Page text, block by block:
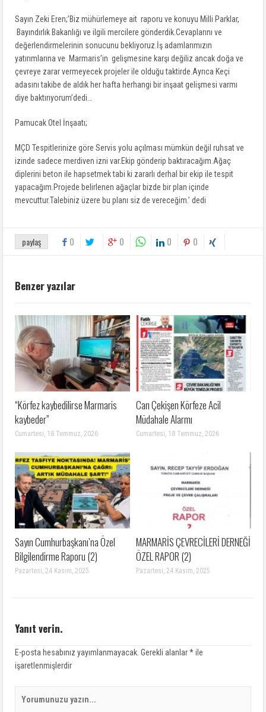
Sayın Zeki Eren;’Biz mühürlemeye ait raporu ve konuyu Milli Parklar,
Bayındırlık Bakanlığı ve ilgili mercilere gönderdik.Cevaplarını ve
değerlendirmelerinin sonucunu bekliyoruz.İş adamlarımızın
yatırımlarına ve Marmaris’in gelişmesine karşı değiliz ancak doğa ve
çevreye zarar vermeyecek projeler ile olduğu taktirde.Ayrıca Keçi
adasını takibe de aldık her hafta herhangi bir inşaat gelişmesi varmı
diye baktırıyorum’dedi…
Pamucak Otel İnşaatı;
MÇD Tespitlerinize göre Servis yolu açılması mümkün değil ruhsat ve
izinde sadece merdiven izni var.Ekip gönderip baktıracağım.Ağaç
diplerini beton ile hapsetmek tabi ki zararlı derhal bir ekip ile tespit
yapacağım.Projede belirlenen ağaçlar bizde bir plan içinde
mevcuttur.Talebiniz üzere bu planı siz de vereceğim.’ dedi
paylaş 0 0 0 0
Benzer yazılar
“Körfez kaybedilirse Marmaris
kaybeder”
Cumartesi, 18 Temmuz, 2026
Can Çekişen Körfeze Acil
Müdahale Alarmı
Cumartesi, 18 Temmuz, 2026
Sayın Cumhurbaşkanı’na Özel
Bilgilendirme Raporu (2)
Pazartesi, 24 Kasım, 2025
MARMARİS ÇEVRECİLERİ DERNEĞİ
ÖZEL RAPOR (2)
Pazartesi, 24 Kasım, 2025
Yanıt verin.
E-posta hesabınız yayımlanmayacak. Gerekli alanlar*ile
işaretlenmişlerdir